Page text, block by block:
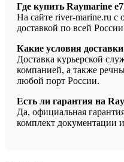
Где купить Raymarine
На сайте river-marine.ru с
доставкой по всей
Какие условия
Доставка курьерской
компанией, а также
любой порт России.
Есть ли гарантия на
Да, официальная
комплект документации